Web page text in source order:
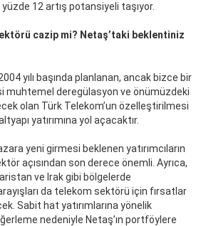
12 artış potansiyeli taşıyor.
cazip mi? Netaş’taki beklentiniz
yılı başında planlanan, ancak bizce bir
muhtemel deregülasyon ve önümüzdeki
olan Türk Telekom’un özelleştirilmesi
yatırımına yol açacaktır.
yeni girmesi beklenen yatırımcıların
açısından son derece önemli. Ayrıca,
ve Irak gibi bölgelerde
da telekom sektörü için fırsatlar
Sabit hat yatırımlarına yönelik
nedeniyle Netaş’ın portföylere